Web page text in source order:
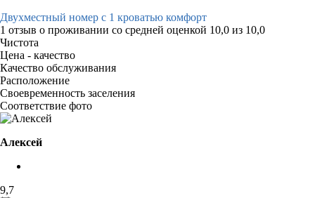
Двухместный номер с 1 кроватью комфорт
1 отзыв о проживании со средней оценкой 10,0 из 10,0
Чистота
Цена - качество
Качество обслуживания
Расположение
Своевременность заселения
Соответствие фото
Алексей
9,7